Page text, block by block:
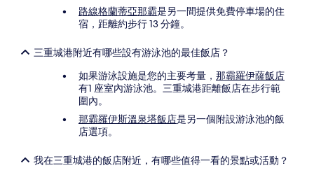
路線格蘭蒂亞那霸是另一間提供免費停車場的住
宿，距離約步行 13 分鐘。
三重城港附近有哪些設有游泳池的最佳飯店？
如果游泳設施是您的主要考量， 那霸羅伊薩飯店
有1 座室內游泳池。三重城港距離飯店在步行範
圍內。
那霸羅伊斯溫泉塔飯店是另一個附設游泳池的飯
店選項。
我在三重城港的飯店附近，有哪些值得一看的景點或活動？